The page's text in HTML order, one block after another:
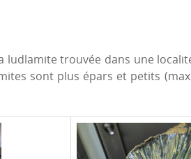
trouvée dans une
sont plus épars et petits